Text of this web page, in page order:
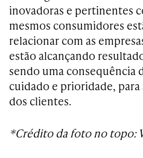
inovadoras e pertinentes
mesmos consumidores
relacionar com as
estão alcançando
sendo uma consequência
cuidado e prioridade,
dos clientes.
*Crédito da foto no topo: